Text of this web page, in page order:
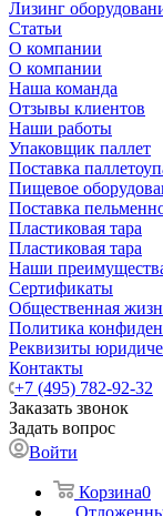
Лизинг
Статьи
О компании
О компании
Наша команда
Отзывы клиентов
Наши работы
Упаковщик паллет
Поставка
Пищевое
Поставка
Пластиковая тара
Пластиковая тара
Наши
Сертификаты
Общественная
Политика
Реквизиты
Контакты
+7 (495) 782-92-32
Заказать звонок
Задать вопрос
Войти
Корзина0